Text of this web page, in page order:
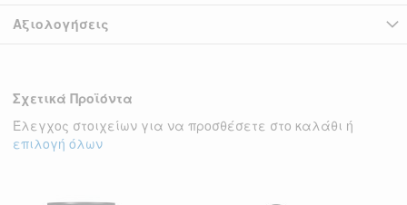
Αξιολογήσεις
Σχετικά Προϊόντα
Έλεγχος στοιχείων για να προσθέσετε στο καλάθι ή
επιλογή όλων